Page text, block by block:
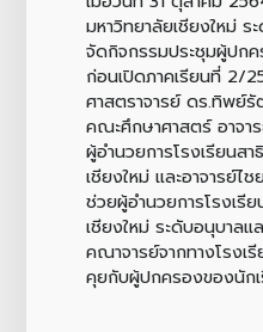
มหาวิทยาลัยเชียงใหม่ ร
จัดกิจกรรมประชุมผู้ปก
ก่อนเปิดภาคเรียนที่ 2/
ศาสตราจารย์ ดร.ทิพ
คณะศึกษาศาสตร์ อาจา
ผู้อำนวยการโรงเรียนส
เชียงใหม่ และอาจารย์
ช่วยผู้อำนวยการโรงเรี
เชียงใหม่ ระดับอนุบาล
คณาจารย์จากทางโรงเ
คุยกับผู้ปกครองของนัก